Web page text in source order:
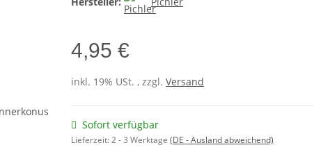
4,95 €
inkl. 19% USt. , zzgl. Versand
Sofort verfügbar
Lieferzeit:2 - 3 Werktage (DE - Ausland abweichend)